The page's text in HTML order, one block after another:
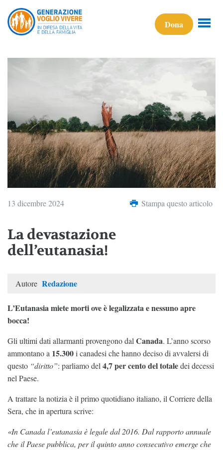
Dona
13 dicembre 2024 Stampa questo articolo
La devastazione
dell’eutanasia!
Autore Redazione
L’Eutanasia miete morti ove è legalizzata e nessuno apre
bocca!
Gli ultimi dati allarmanti provengono dal Canada. L’anno scorso
ammontano a 15.300i canadesi che hanno deciso di avvalersi di
questo “diritto”: parliamo del 4,7 per cento del totaledei decessi
nel Paese.
A trattare la notizia è il primo quotidiano italiano, il Corriere della
Sera, che in apertura scrive:
«In Canada l’eutanasia è legale dal 2016. Dal rapporto annuale
che il Paese pubblica, per il quinto anno consecutivo emerge che